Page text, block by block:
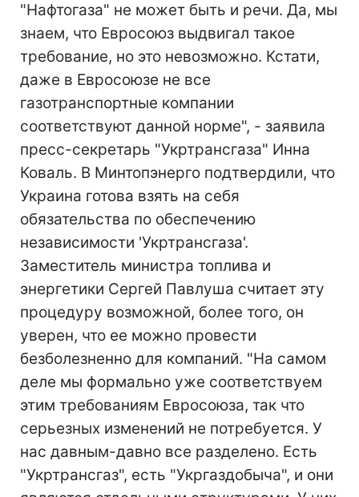
"Нафтогаза" не может быть и речи. Да, мы
знаем, что Евросоюз выдвигал такое
требование, но это невозможно. Кстати,
даже в Евросоюзе не все
газотранспортные компании
соответствуют данной норме", - заявила
пресс-секретарь "Укртрансгаза" Инна
Коваль. В Минтопэнерго подтвердили, что
Украина готова взять на себя
обязательства по обеспечению
независимости 'Укртрансгаза'.
Заместитель министра топлива и
энергетики Сергей Павлуша считает эту
процедуру возможной, более того, он
уверен, что ее можно провести
безболезненно для компаний. "На самом
деле мы формально уже соответствуем
этим требованиям Евросоюза, так что
серьезных изменений не потребуется. У
нас давным-давно все разделено. Есть
"Укртрансгаз", есть "Укргаздобыча", и они